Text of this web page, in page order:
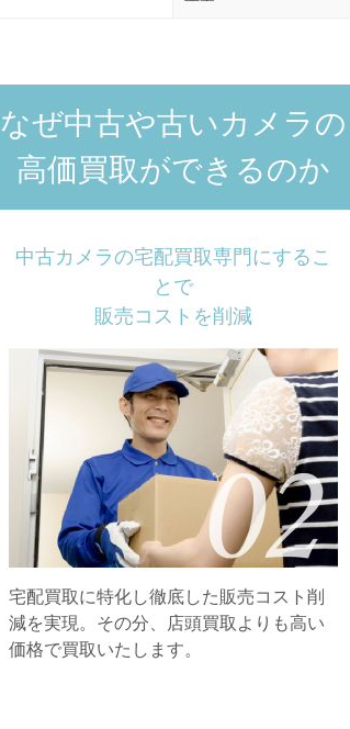
なぜ中古や古いカメラの
高価買取ができるのか
中古カメラの宅配買取専門にするこ
とで
販売コストを削減
宅配買取に特化し徹底した販売コスト削
減を実現。その分、店頭買取よりも高い
価格で買取いたします。